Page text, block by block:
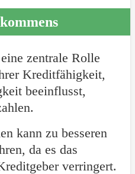
zentrale Rolle
Kreditfähigkeit,
beeinflusst,
kann zu besseren
da es das
verringert.